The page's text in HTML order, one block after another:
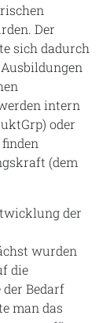
Der
sich dadurch
intern
oder
(dem
der
wurden
die
Bedarf
man das